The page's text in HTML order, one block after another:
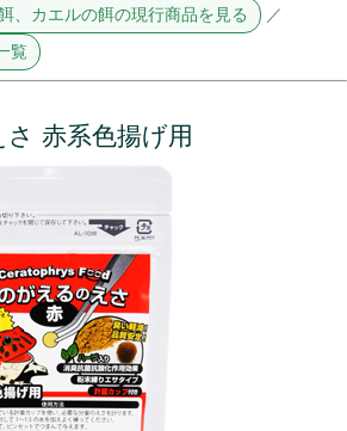
、カエルの餌の現行商品を見る ／
覧
赤系色揚げ用